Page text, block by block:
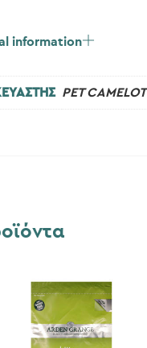
information
PET CAMELOT